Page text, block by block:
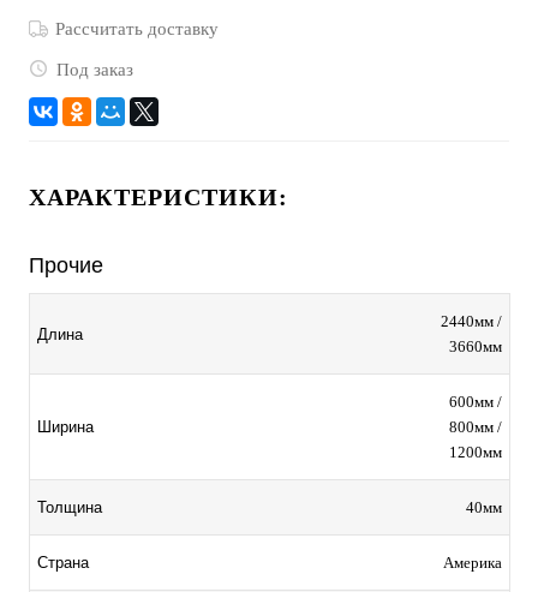
Рассчитать доставку
Под заказ
ХАРАКТЕРИСТИКИ:
Прочие
Длина
2440мм /
3660мм
Ширина
600мм /
800мм /
1200мм
Толщина 40мм
Страна Америка